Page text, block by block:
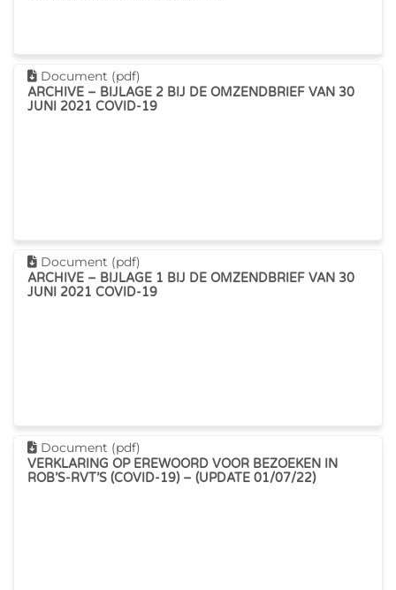
Dit document downloaden
Document (pdf)
ARCHIVE – BIJLAGE 2 BIJ DE OMZENDBRIEF VAN 30
JUNI 2021 COVID-19
Dit document downloaden
Document (pdf)
ARCHIVE – BIJLAGE 1 BIJ DE OMZENDBRIEF VAN 30
JUNI 2021 COVID-19
Dit document downloaden
Document (pdf)
VERKLARING OP EREWOORD VOOR BEZOEKEN IN
ROB’S-RVT’S (COVID-19) – (UPDATE 01/07/22)